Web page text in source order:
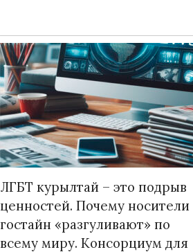
ЛГБТ курылтай – это подрыв
ценностей. Почему носители
гостайн «разгуливают» по
всему миру. Консорциум для